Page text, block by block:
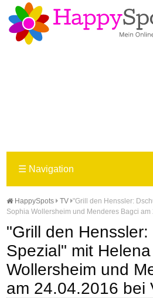
☰ Navigation
HappySpots TV "Grill den Henssler:
Sophia Wollersheim und Menderes Bagci
"Grill den
Spezial" mit
Wollersheim und
am 24.04.2016 bei